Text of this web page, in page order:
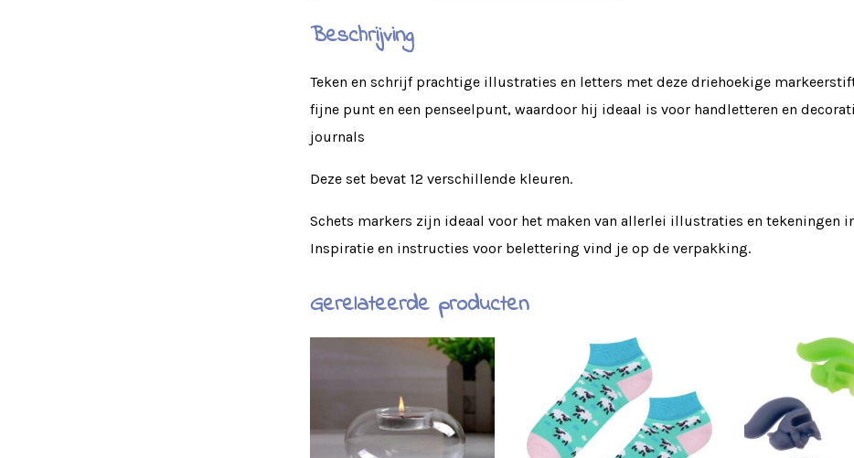
Beschrijving
Teken en schrijf prachtige illustraties en letters met deze driehoekige
fijne punt en een penseelpunt, waardoor hij ideaal is voor handletteren en
journals
Deze set bevat 12 verschillende kleuren.
Schets markers zijn ideaal voor het maken van allerlei illustraties en tekeningen
Inspiratie en instructies voor belettering vind je op de verpakking.
Gerelateerde producten